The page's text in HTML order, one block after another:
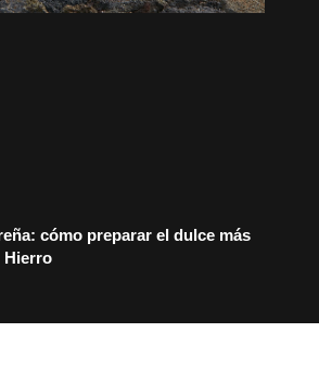
cómo preparar el dulce más
Hierro